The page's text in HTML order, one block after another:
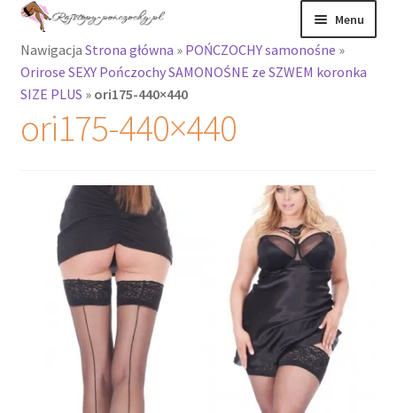
Przejdź
nawigacji
Przejdź
treści
Menu
Rajstopy
Rozwiń
menu
potomne
Podkolanówki i
skarpetki
Wszystkie
produkty
Rozwiń
menu
potomne
Nawigacja Strona główna » POŃCZOCHY samonośne »
Orirose SEXY Pończochy SAMONOŚNE ze SZWEM koronka
SIZE PLUS » ori175-440×440
ori175-440×440